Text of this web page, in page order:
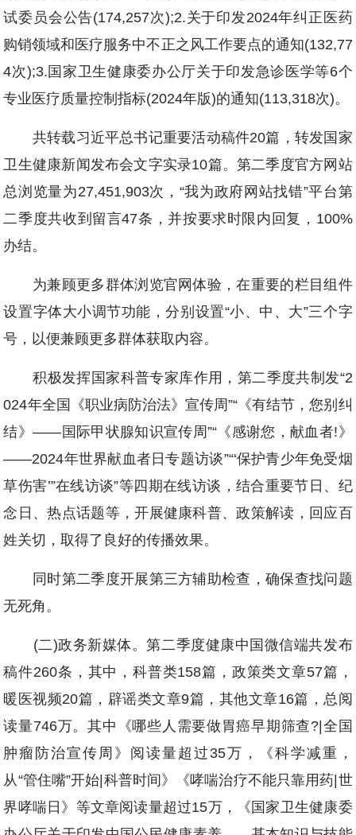
试委员会公告(174,257次);2.关于印发2024年纠正医药
购销领域和医疗服务中不正之风工作要点的通知(132,77
4次);3.国家卫生健康委办公厅关于印发急诊医学等6个
专业医疗质量控制指标(2024年版)的通知(113,318次)。
共转载习近平总书记重要活动稿件20篇，转发国家
卫生健康新闻发布会文字实录10篇。第二季度官方网站
总浏览量为27,451,903次，“我为政府网站找错”平台第
二季度共收到留言47条，并按要求时限内回复，100%
办结。
为兼顾更多群体浏览官网体验，在重要的栏目组件
设置字体大小调节功能，分别设置“小、中、大”三个字
号，以便兼顾更多群体获取内容。
积极发挥国家科普专家库作用，第二季度共制发“2
024年全国《职业病防治法》宣传周”“《有结节，您别纠
结》——国际甲状腺知识宣传周”“《感谢您，献血者!》
——2024年世界献血者日专题访谈”“‘保护青少年免受烟
草伤害’”在线访谈”等四期在线访谈，结合重要节日、纪
念日、热点话题等，开展健康科普、政策解读，回应百
姓关切，取得了良好的传播效果。
同时第二季度开展第三方辅助检查，确保查找问题
无死角。
(二)政务新媒体。第二季度健康中国微信端共发布
稿件260条，其中，科普类158篇，政策类文章57篇，
暖医视频20篇，辟谣类文章9篇，其他文章16篇，总阅
读量746万。其中《哪些人需要做胃癌早期筛查?|全国
肿瘤防治宣传周》阅读量超过35万，《科学减重，
从“管住嘴”开始|科普时间》《哮喘治疗不能只靠用药|世
界哮喘日》等文章阅读量超过15万，《国家卫生健康委